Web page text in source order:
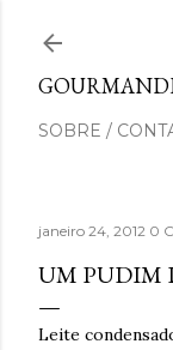
SOBRE /
janeiro 24, 2012 0
UM PUDIM
Leite